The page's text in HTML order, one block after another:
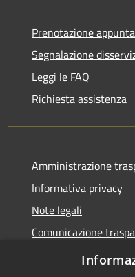
Prenotazione
Segnalazione
Leggi le FAQ
Richiesta assistenza
Amministrazione
Informativa privacy
Note legali
Comunicazione
Dichiarazione di